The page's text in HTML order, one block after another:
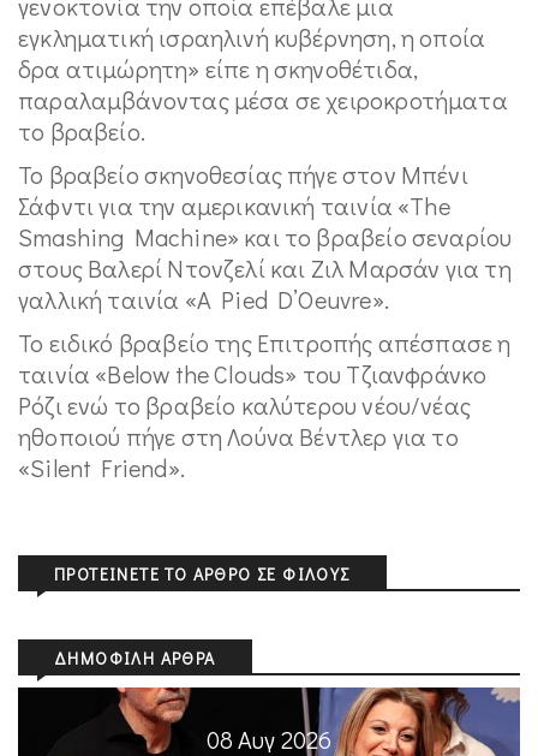
εγκληματική ισραηλινή κυβέρνηση, η οποία
δρα ατιμώρητη» είπε η σκηνοθέτιδα,
παραλαμβάνοντας μέσα σε χειροκροτήματα
το βραβείο.
Το βραβείο σκηνοθεσίας πήγε στον Μπένι
Σάφντι για την αμερικανική ταινία «The
Smashing Machine» και το βραβείο σεναρίου
στους Βαλερί Ντονζελί και Ζιλ Μαρσάν για τη
γαλλική ταινία «A Pied D’Oeuvre».
Το ειδικό βραβείο της Επιτροπής απέσπασε η
ταινία «Below the Clouds» του Τζιανφράνκο
Ρόζι ενώ το βραβείο καλύτερου νέου/νέας
ηθοποιού πήγε στη Λούνα Βέντλερ για το
«Silent Friend».
ΠΡΟΤΕΊΝΕΤΕ ΤΟ ΆΡΘΡΟ ΣΕ ΦΊΛΟΥΣ
ΔΗΜΟΦΙΛΉ ΆΡΘΡΑ
08 Αυγ 2026